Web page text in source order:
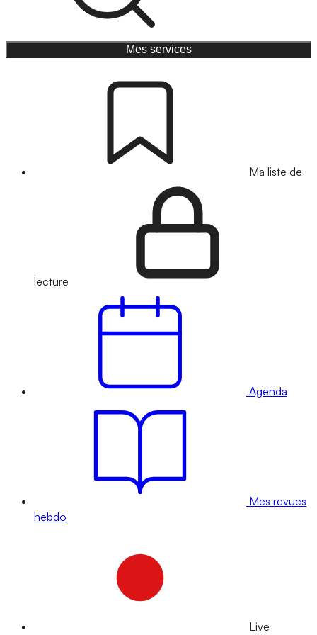
Mes services
Ma liste de
lecture
Agenda
Mes revues
hebdo
Live